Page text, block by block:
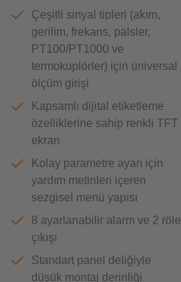
Çeşitli sinyal tipleri (akım,
gerilim, frekans, palsler,
PT100/PT1000 ve
termokuplörler) için üniversal
ölçüm girişi
Kapsamlı dijital etiketleme
özelliklerine sahip renkli TFT
ekran
Kolay parametre ayarı için
yardım metinleri içeren
sezgisel menü yapısı
8 ayarlanabilir alarm ve 2 röle
çıkışı
Standart panel deliğiyle
düşük montaj derinliği